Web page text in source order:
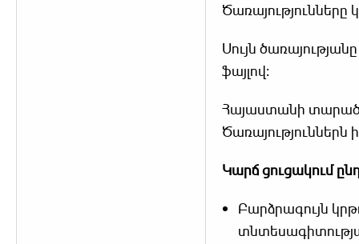
Սույն
ֆայլով։
Հայաստանի
Կարճցուցակում
Բարձրագույն